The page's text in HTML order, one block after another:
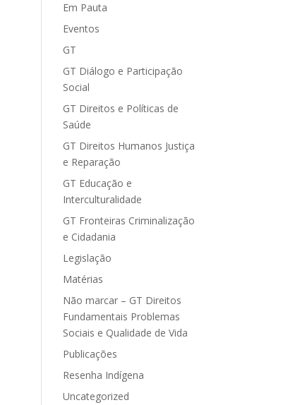
Em Pauta
Eventos
GT
GT Diálogo e Participação
Social
GT Direitos e Políticas de
Saúde
GT Direitos Humanos Justiça
e Reparação
GT Educação e
Interculturalidade
GT Fronteiras Criminalização
e Cidadania
Legislação
Matérias
Não marcar – GT Direitos
Fundamentais Problemas
Sociais e Qualidade de Vida
Publicações
Resenha Indígena
Uncategorized